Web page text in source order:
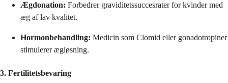
Ægdonation: Forbedrer graviditetssuccesrater for kvinder med
æg af lav kvalitet.
Hormonbehandling: Medicin som Clomid eller gonadotropiner
stimulerer ægløsning.
3. Fertilitetsbevaring